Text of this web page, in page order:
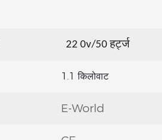
22 0v/50 हर्ट्ज
1.1किलोवाट
E-World